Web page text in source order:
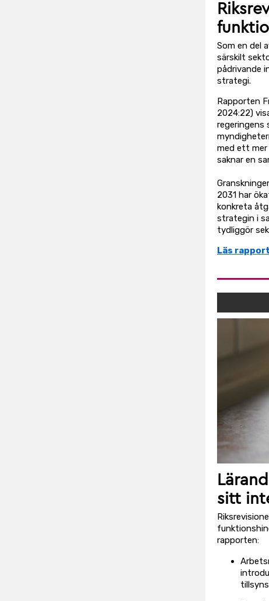
Som en del
särskilt
pådrivande
strategi.
Rapporten
2024:22)
regeringens
med ett
saknar en
2031 har
konkreta
strategin i
tydliggör
Läs
sitt
rapporten: